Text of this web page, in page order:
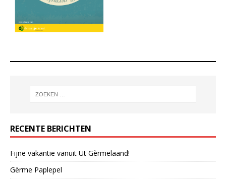
RECENTE BERICHTEN
Fijne vakantie vanuit Ut Gèrmelaand!
Gèrme Paplepel